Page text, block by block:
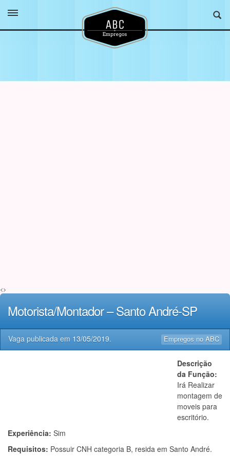
<>
Motorista/Montador – Santo André-SP
Empregos no ABC
Vaga publicada em 13/05/2019.
Descrição
da Função:
Irá Realizar
montagem de
moveis para
escritório.
Experiência: Sim
Requisitos: Possuir CNH categoria B, resida em Santo André.